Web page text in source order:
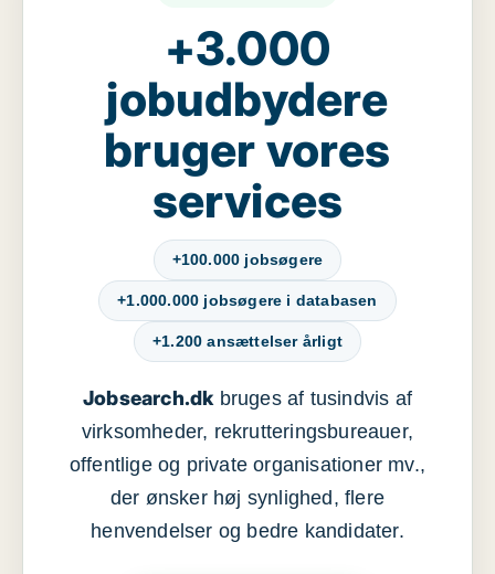
+3.000
jobudbydere
bruger vores
services
+100.000 jobsøgere
+1.000.000 jobsøgere i databasen
+1.200 ansættelser årligt
Jobsearch.dkbruges af tusindvis af
virksomheder, rekrutteringsbureauer,
offentlige og private organisationer mv.,
der ønsker høj synlighed, flere
henvendelser og bedre kandidater.